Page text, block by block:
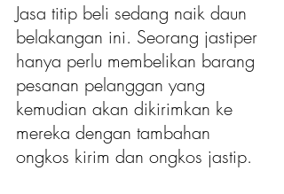
Jasa titip beli sedang naik daun
belakangan ini. Seorang jastiper
hanya perlu membelikan barang
pesanan pelanggan yang
kemudian akan dikirimkan ke
mereka dengan tambahan
ongkos kirim dan ongkos jastip.